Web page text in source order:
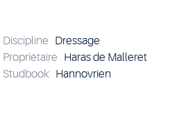
Discipline
Dressage
Propriétaire
Haras de Malleret
Studbook Hannovrien